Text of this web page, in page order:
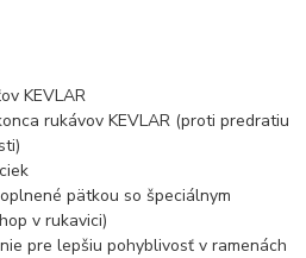
KEVLAR
rukávov KEVLAR (proti predratiu
pätkou so špeciálnym
v rukavici)
pre lepšiu pohyblivosť v ramenách